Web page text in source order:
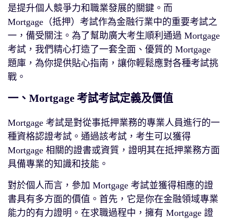
是提升個人競爭力和職業發展的關鍵。而
Mortgage（抵押）考試作為金融行業中的重要考試之
一，備受關注。為了幫助廣大考生順利通過 Mortgage
考試，我們精心打造了一套全面、優質的 Mortgage
題庫，為你提供貼心指南，讓你輕鬆應對各種考試挑
戰。
一、Mortgage 考試考試定義及價值
Mortgage 考試是對從事抵押業務的專業人員進行的一
種資格認證考試。通過該考試，考生可以獲得
Mortgage 相關的證書或資質，證明其在抵押業務方面
具備專業的知識和技能。
對於個人而言，參加 Mortgage 考試並獲得相應的證
書具有多方面的價值。首先，它是你在金融領域專業
能力的有力證明。在求職過程中，擁有 Mortgage 證